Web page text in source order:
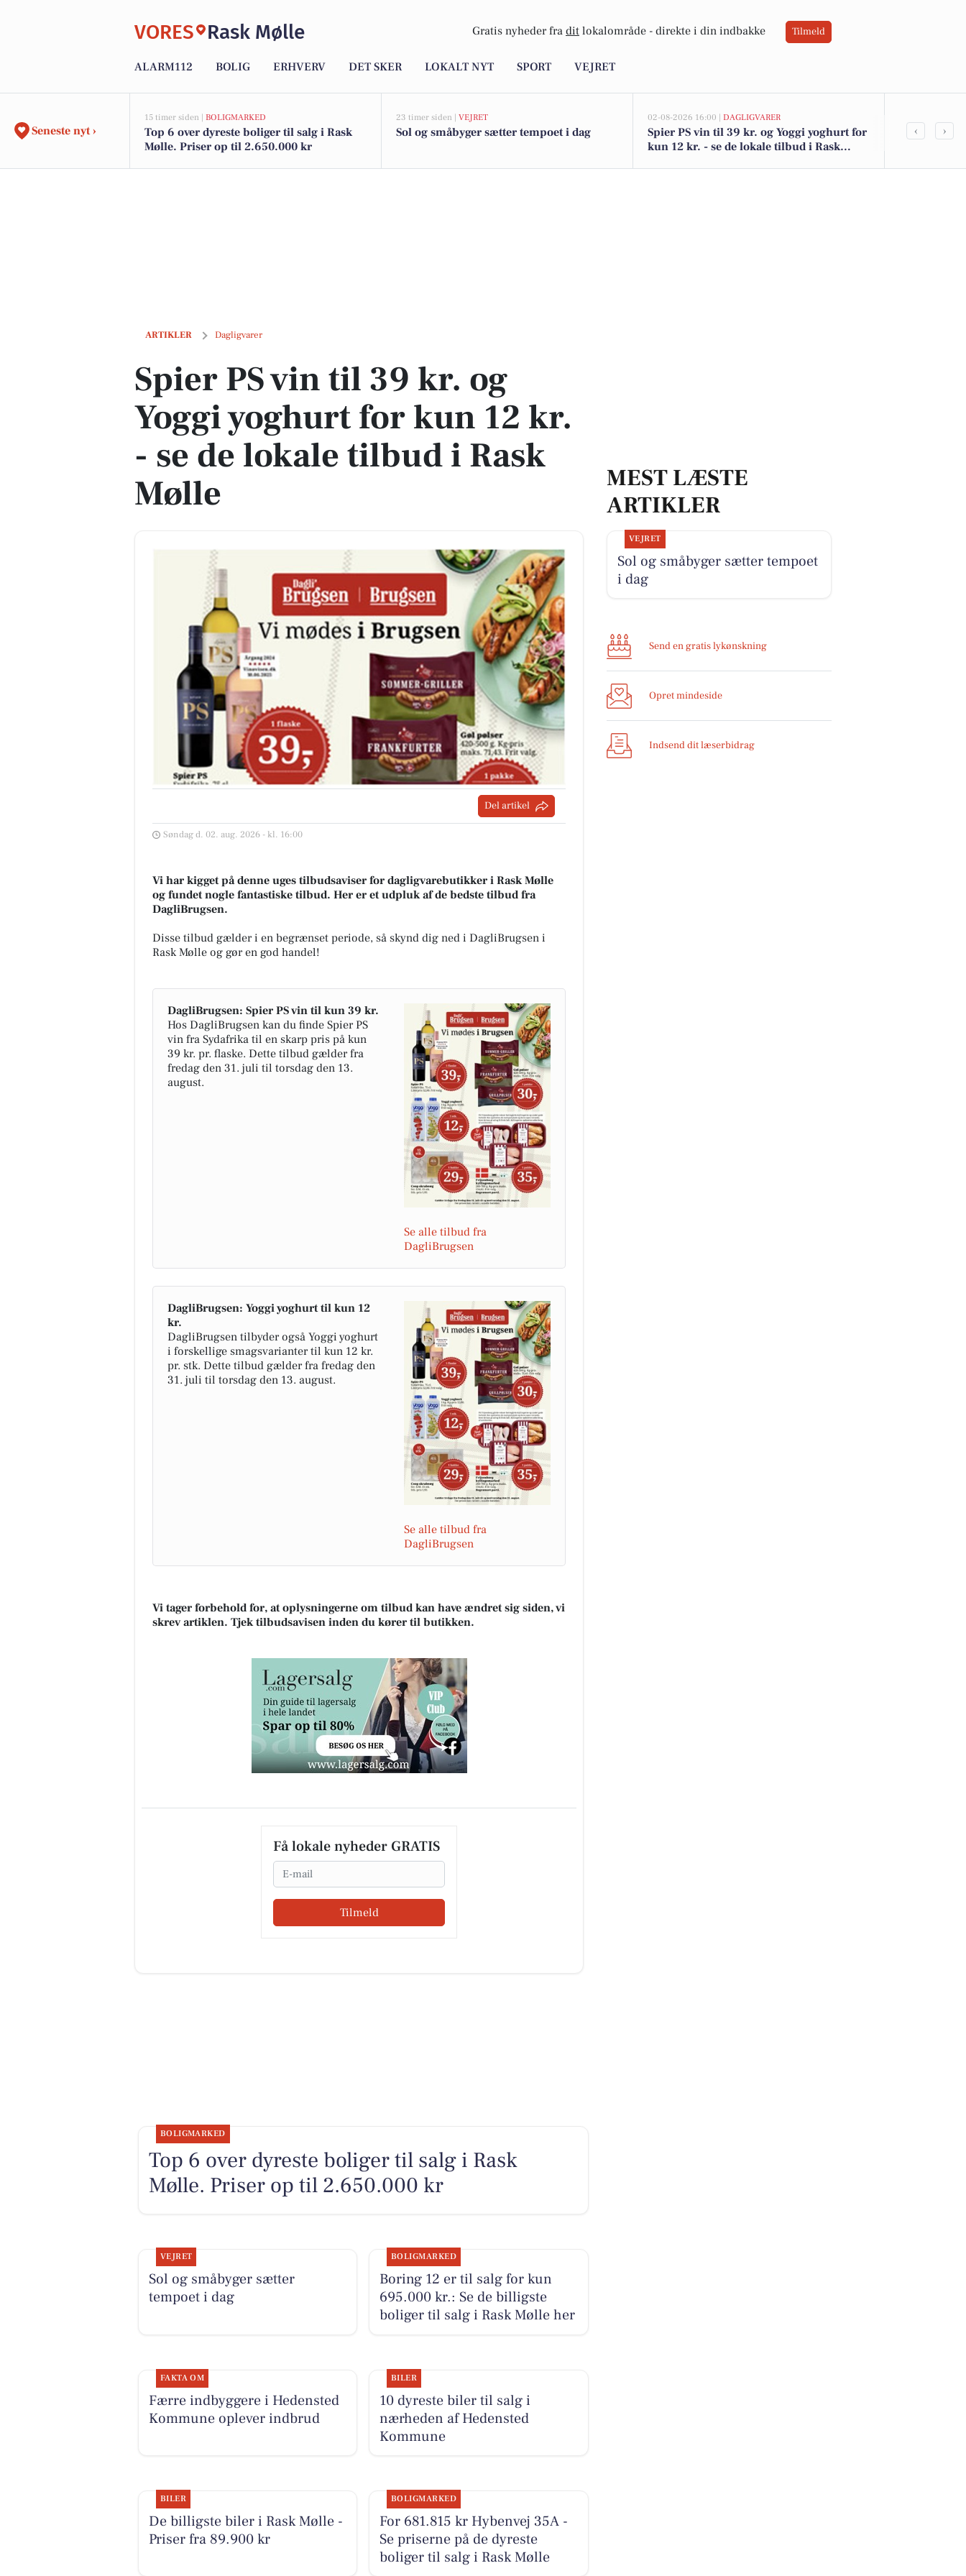
VORES Rask Mølle Gratis nyheder fra dit lokalområde - direkte i din indbakke Tilmeld
ALARM112 BOLIG ERHVERV DET SKER LOKALT NYT SPORT VEJRET
Seneste nyt ›
15 timer siden | BOLIGMARKED
Top 6 over dyreste boliger til salg i Rask
Mølle. Priser op til 2.650.000 kr
23 timer siden | VEJRET
Sol og småbyger sætter tempoet i dag
02-08-2026 16:00 | DAGLIGVARER
Spier PS vin til 39 kr. og Yoggi yoghurt for
kun 12 kr. - se de lokale tilbud i Rask
Boring 12
‹ ›
ARTIKLER Dagligvarer
Spier PS vin til 39 kr. og Yoggi yoghurt for kun 12 kr. - se de lokale tilbud i Rask Mølle
Spier PS vin til 39 kr. og
Yoggi yoghurt for kun 12 kr.
- se de lokale tilbud i Rask
Mølle
Del artikel
Søndag d. 02. aug. 2026 - kl. 16:00
Vi har kigget på denne uges tilbudsaviser for dagligvarebutikker i Rask Mølle
og fundet nogle fantastiske tilbud. Her er et udpluk af de bedste tilbud fra
DagliBrugsen.
Disse tilbud gælder i en begrænset periode, så skynd dig ned i DagliBrugsen i
Rask Mølle og gør en god handel!
DagliBrugsen: Spier PS vin til kun 39 kr.
Hos DagliBrugsen kan du finde Spier PS
vin fra Sydafrika til en skarp pris på kun
39 kr. pr. flaske. Dette tilbud gælder fra
fredag den 31. juli til torsdag den 13.
august.
Se alle tilbud fra
DagliBrugsen
DagliBrugsen: Yoggi yoghurt til kun 12
kr.
DagliBrugsen tilbyder også Yoggi yoghurt
i forskellige smagsvarianter til kun 12 kr.
pr. stk. Dette tilbud gælder fra fredag den
31. juli til torsdag den 13. august.
Se alle tilbud fra
DagliBrugsen
Vi tager forbehold for, at oplysningerne om tilbud kan have ændret sig siden, vi
skrev artiklen. Tjek tilbudsavisen inden du kører til butikken.
Få lokale nyheder GRATIS
Email
Tilmeld
MEST LÆSTE
ARTIKLER
VEJRET
Sol og småbyger sætter tempoet
i dag
Send en gratis lykønskning
Opret mindeside
Indsend dit læserbidrag
BOLIGMARKED
Top 6 over dyreste boliger til salg i Rask
Mølle. Priser op til 2.650.000 kr
VEJRET
Sol og småbyger sætter
tempoet i dag
BOLIGMARKED
Boring 12 er til salg for kun
695.000 kr.: Se de billigste
boliger til salg i Rask Mølle her
FAKTA OM
Færre indbyggere i Hedensted
Kommune oplever indbrud
BILER
10 dyreste biler til salg i
nærheden af Hedensted
Kommune
BILER
De billigste biler i Rask Mølle -
Priser fra 89.900 kr
BOLIGMARKED
For 681.815 kr Hybenvej 35A -
Se priserne på de dyreste
boliger til salg i Rask Mølle